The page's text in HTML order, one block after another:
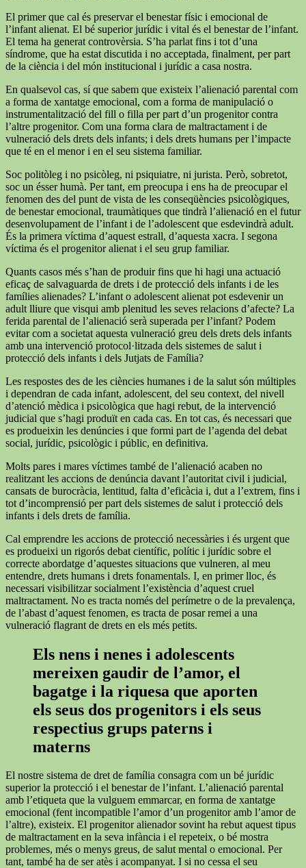
El primer que cal és preservar el benestar físic i emocional de
l’infant alienat. El bé superior jurídic i vital és el benestar de l’infant.
El tema ha generat controvèrsia. S’ha parlat fins i tot d’una
síndrome, que ha estat discutida i no acceptada, finalment, per part
de la ciència i del món institucional i jurídic a casa nostra.
En qualsevol cas, sí que sabem que existeix l’alienació parental com
a forma de xantatge emocional, com a forma de manipulació o
instrumentalització del fill o filla per part d’un progenitor contra
l’altre progenitor. Com una forma clara de maltractament i de
vulneració dels drets dels infants; i dels drets humans per l’impacte
que té en el menor i en el seu sistema familiar.
Soc politòleg i no psicòleg, ni psiquiatre, ni jurista. Però, sobretot,
soc un ésser humà. Per tant, em preocupa i ens ha de preocupar el
fenomen des del punt de vista de les conseqüències psicològiques,
de benestar emocional, traumàtiques que tindrà l’alienació en el futur
desenvolupament de l’infant i de l’adolescent que esdevindrà adult.
És la primera víctima d’aquest estrall, d’aquesta xacra. I segona
víctima és el progenitor alienat i el seu grup familiar.
Quants casos més s’han de produir fins que hi hagi una actuació
eficaç de salvaguarda de drets i de protecció dels infants i de les
famílies alienades? L’infant o adolescent alienat pot esdevenir un
adult lliure que visqui amb plenitud les seves relacions d’afecte? La
ferida parental de l’alienació serà superada per l’infant? Podem
evitar com a societat aquesta vulneració greu dels drets dels infants
amb una intervenció protocol·litzada dels sistemes de salut i
protecció dels infants i dels Jutjats de Família?
Les respostes des de les ciències humanes i de la salut són múltiples
i dependran de cada infant, adolescent, del seu context, del nivell
d’atenció mèdica i psicològica que hagi rebut, de la intervenció
judicial que s’hagi produït en cada cas. En tot cas, és necessari que
es produeixin les denúncies i que formi part de l’agenda del debat
social, jurídic, psicològic i públic, en definitiva.
Molts pares i mares víctimes també de l’alienació acaben no
realitzant les accions de denúncia davant l’autoritat civil i judicial,
cansats de burocràcia, lentitud, falta d’eficàcia i, dut a l’extrem, fins i
tot d’incomprensió per part dels sistemes de salut i protecció dels
infants i dels drets de família.
Cal emprendre les accions de protecció necessàries i és urgent que
es produeixi un rigorós debat científic, polític i jurídic sobre el
correcte abordatge d’aquestes situacions que vulneren, al meu
entendre, drets humans i drets fonamentals. I, en primer lloc, és
necessari visibilitzar socialment l’existència d’aquest cruel
maltractament. No es tracta només del perímetre o de la prevalença,
de l’abast d’aquest fenomen, es tracta de posar remei a una
vulneració flagrant de drets en els més petits.
Els nens i nenes i adolescents
mereixen gaudir de l’amor, el
bagatge i la riquesa que aporten
els seus dos progenitors i els seus
respectius grups paterns i
materns
El nostre sistema de dret de família consagra com un bé jurídic
superior la protecció i el benestar de l’infant. L’alienació parental
amb l’etiqueta que la vulguem emmarcar, en forma de xantatge
emocional (fent incompatible l’amor d’un progenitor amb l’amor de
l’altre), existeix. El progenitor alienador sovint ha rebut aquest tipus
de maltractament en la seva infància i el repeteix, o bé mostra
problemes, més o menys greus, de salut mental o emocional. Per
tant, també ha de ser atès i acompanyat. I si no cessa el seu